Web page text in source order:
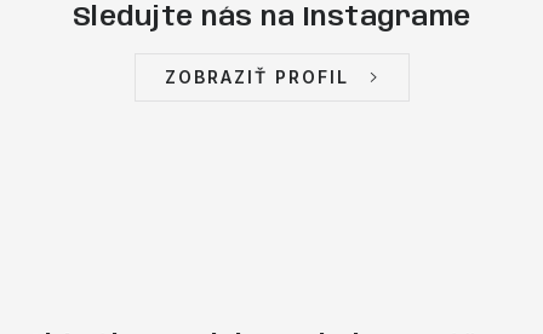
Sledujte nás na Instagrame
ZOBRAZIŤ PROFIL